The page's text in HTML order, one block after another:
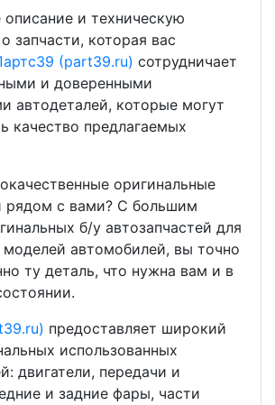
и техническую
запчасти, которая вас
(part39.ru) сотрудничает
и доверенными
автодеталей, которые могут
качество предлагаемых
оригинальные
рядом с вами? С большим
б/у автозапчастей для
автомобилей, вы точно
ту деталь, что нужна вам и в
предоставляет широкий
использованных
двигатели, передачи и
и задние фары, части